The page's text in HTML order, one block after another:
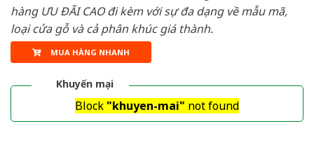
hàng ƯU ĐÃI CAO đi kèm với sự đa dạng về mẫu mã,
loại cửa gỗ và cả phân khúc giá thành.
MUA HÀNG NHANH
Khuyến mại
Block "khuyen-mai" not found